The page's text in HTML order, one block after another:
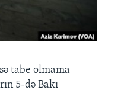
tabe olmama
5-də Bakı